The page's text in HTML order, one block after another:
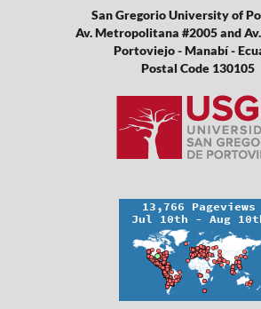
San Gregorio University of
Av. Metropolitana #2005 and
Portoviejo - Manabí -
Postal Code 130105